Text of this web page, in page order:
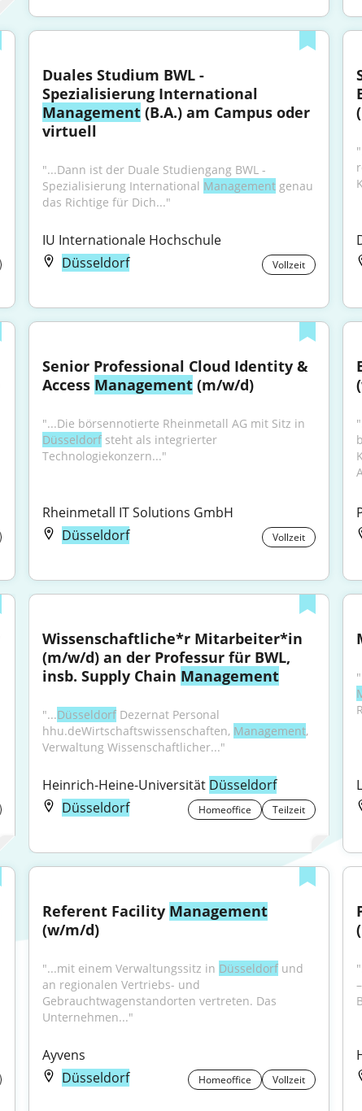
Duales Studium BWL -
Management (B.A.) am Campus oder
virtuell
"...Dann ist der Duale Studiengang BWL -
Spezialisierung International Management genau
das Richtige für Dich..."
IU Internationale Hochschule
Düsseldorf
Vollzeit
Senior Professional Cloud Identity &
Access Management (m/w/d)
Düsseldorf steht als integrierter
Technologiekonzern..."
Rheinmetall IT Solutions GmbH
Düsseldorf
Vollzeit
Wissenschaftliche*r Mitarbeiter*in
(m/w/d) an der Professur für BWL,
insb. Supply Chain Management
"...Düsseldorf Dezernat Personal
hhu.deWirtschaftswissenschaften, Management,
Verwaltung Wissenschaftlicher..."
Heinrich-Heine-Universität Düsseldorf
Düsseldorf
Homeoffice Teilzeit
Referent Facility Management
(w/m/d)
"...mit einem Verwaltungssitz in Düsseldorf und
an regionalen Vertriebs- und
Gebrauchtwagenstandorten vertreten. Das
Unternehmen..."
Ayvens
Düsseldorf
Homeoffice Vollzeit